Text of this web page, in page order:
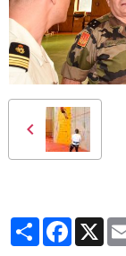
PartagerFacebook
X